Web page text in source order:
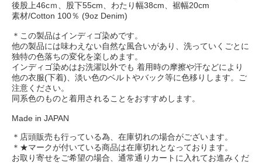
後股上46cｍ、股下55cm、わたり幅38cm、裾幅20cm
素材/Cotton 100％ (9oz Denim)
＊この製品はインディゴ染めです。
他の製品には味わえない自然な風合いがあり、洗っていくごとに
独特の色落ちの変化を楽しめます。
インディゴ染めはお洗濯以外でも 着用時の摩擦や汗などにより
他の衣服(下着)、淡い色のベルトやバック等に色移りします。ご
注意ください。
同系色のものと着用されることをおすすめします。
Made in JAPAN
＊店頭販売も行っている為、在庫切れの場合がございます。
＊★マークが付いている商品は在庫切れとなっております。
お取り寄せをご希望の場合、通常通りカートに入れてお進みくだ